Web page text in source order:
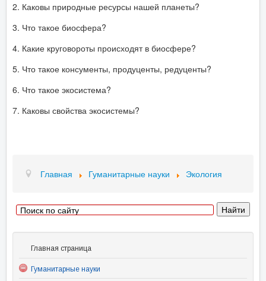
2. Каковы природные ресурсы нашей планеты?
3. Что такое биосфера?
4. Какие круговороты происходят в биосфере?
5. Что такое консументы, продуценты, редуценты?
6. Что такое экосистема?
7. Каковы свойства экосистемы?
Главная Гуманитарные науки Экология
Главная страница
Гуманитарные науки